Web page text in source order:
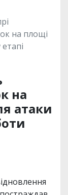
на площі
на
атаки